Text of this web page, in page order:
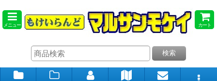
メニュー カート
検索